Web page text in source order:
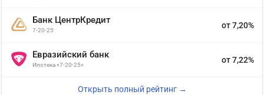
Банк ЦентрКредит
7-20-25
от 7,20%
Евразийский банк
Ипотека «7-20-25»
от 7,22%
Открыть полный рейтинг →